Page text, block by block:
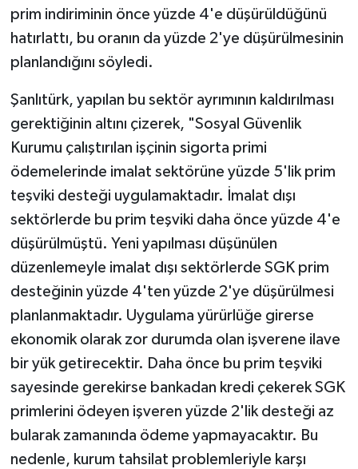
prim indiriminin önce yüzde 4'e düşürüldüğünü
hatırlattı, bu oranın da yüzde 2'ye düşürülmesinin
planlandığını söyledi.
Şanlıtürk, yapılan bu sektör ayrımının kaldırılması
gerektiğinin altını çizerek, "Sosyal Güvenlik
Kurumu çalıştırılan işçinin sigorta primi
ödemelerinde imalat sektörüne yüzde 5'lik prim
teşviki desteği uygulamaktadır. İmalat dışı
sektörlerde bu prim teşviki daha önce yüzde 4'e
düşürülmüştü. Yeni yapılması düşünülen
düzenlemeyle imalat dışı sektörlerde SGK prim
desteğinin yüzde 4'ten yüzde 2'ye düşürülmesi
planlanmaktadır. Uygulama yürürlüğe girerse
ekonomik olarak zor durumda olan işverene ilave
bir yük getirecektir. Daha önce bu prim teşviki
sayesinde gerekirse bankadan kredi çekerek SGK
primlerini ödeyen işveren yüzde 2'lik desteği az
bularak zamanında ödeme yapmayacaktır. Bu
nedenle, kurum tahsilat problemleriyle karşı
TEKNOLOJİ
TURİZM
VİDEO HABER
YAŞAM